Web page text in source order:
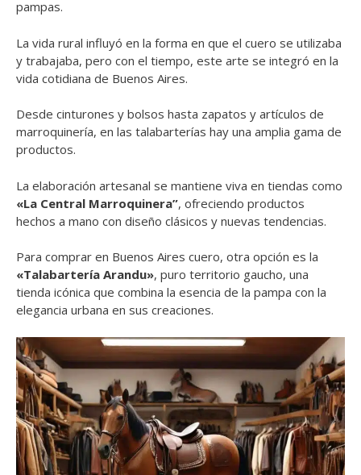
pampas.
La vida rural influyó en la forma en que el cuero se utilizaba
y trabajaba, pero con el tiempo, este arte se integró en la
vida cotidiana de Buenos Aires.
Desde cinturones y bolsos hasta zapatos y artículos de
marroquinería, en las talabarterías hay una amplia gama de
productos.
La elaboración artesanal se mantiene viva en tiendas como
«La Central Marroquinera”, ofreciendo productos
hechos a mano con diseño clásicos y nuevas tendencias.
Para comprar en Buenos Aires cuero, otra opción es la
«Talabartería Arandu», puro territorio gaucho, una
tienda icónica que combina la esencia de la pampa con la
elegancia urbana en sus creaciones.